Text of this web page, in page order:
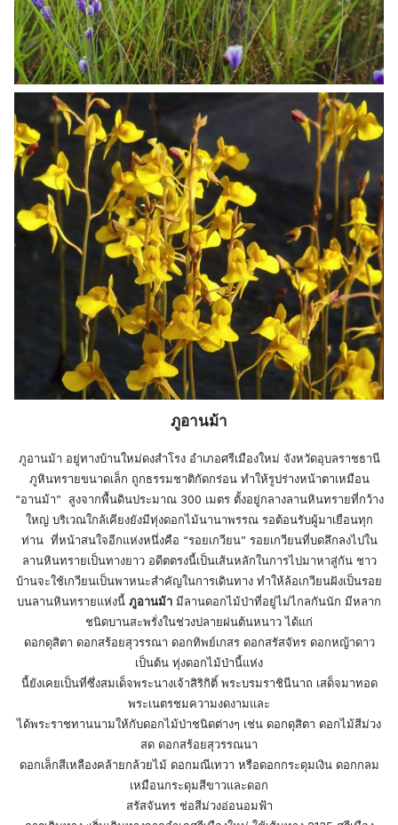
ภูอานม้า
ภูอานม้า อยู่ทางบ้านใหม่ดงสำโรง อำเภอศรีเมืองใหม่ จังหวัดอุบลราชธานี
ภูหินทรายขนาดเล็ก ถูกธรรมชาติกัดกร่อน ทำให้รูปร่างหน้าตาเหมือน
“อานม้า” สูงจากพื้นดินประมาณ 300 เมตร ตั้งอยู่กลางลานหินทรายที่กว้าง
ใหญ่ บริเวณใกล้เคียงยังมีทุ่งดอกไม้นานาพรรณ รอต้อนรับผู้มาเยือนทุก
ท่าน ที่หน้าสนใจอีกแห่งหนึ่งคือ “รอยเกวียน” รอยเกวียนที่บดลึกลงไปใน
ลานหินทรายเป็นทางยาว อดีตตรงนี้เป็นเส้นหลักในการไปมาหาสู่กัน ชาว
บ้านจะใช้เกวียนเป็นพาหนะสำคัญในการเดินทาง ทำให้ล้อเกวียนฝังเป็นรอย
บนลานหินทรายแห่งนี้ ภูอานม้า มีลานดอกไม้ป่าที่อยู่ไม่ไกลกันนัก มีหลาก
ชนิดบานสะพรั่งในช่วงปลายฝนต้นหนาว ได้แก่
ดอกดุสิตา ดอกสร้อยสุวรรณา ดอกทิพย์เกสร ดอกสรัสจัทร ดอกหญ้าดาว
เป็นต้น ทุ่งดอกไม้ป่านี้แห่ง
นี้ยังเคยเป็นที่ซึ่งสมเด็จพระนางเจ้าสิริกิติ์ พระบรมราชินีนาถ เสด็จมาทอด
พระเนตรชมความงดงามและ
ได้พระราชทานนามให้กับดอกไม้ป่าชนิดต่างๆ เช่น ดอกดุสิตา ดอกไม้สีม่วง
สด ดอกสร้อยสุวรรณนา
ดอกเล็กสีเหลืองคล้ายกล้วยไม้ ดอกมณีเทวา หรือดอกกระดุมเงิน ดอกกลม
เหมือนกระดุมสีขาวและดอก
สรัสจันทร ช่อสีม่วงอ่อนอมฟ้า